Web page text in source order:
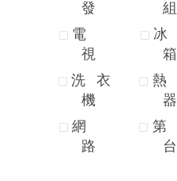
發
電
視
洗
衣
機
網
路
組
冰
箱
熱
器
第
台